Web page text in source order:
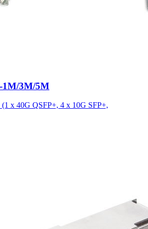
1M/3M/5M
x 40G QSFP+, 4 x 10G SFP+,